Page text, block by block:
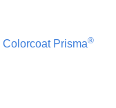
Colorcoat Prisma®